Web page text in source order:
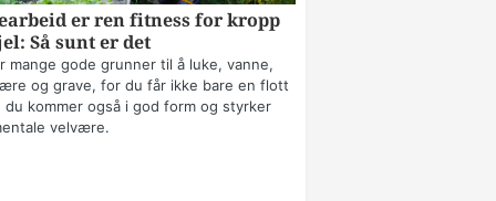
er ren fitness for kropp
Så sunt er det
mange gode grunner til å luke, vanne,
og grave, for du får ikke bare en flott
du kommer også i god form og styrker
velvære.